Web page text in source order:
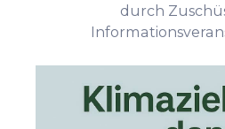
durch